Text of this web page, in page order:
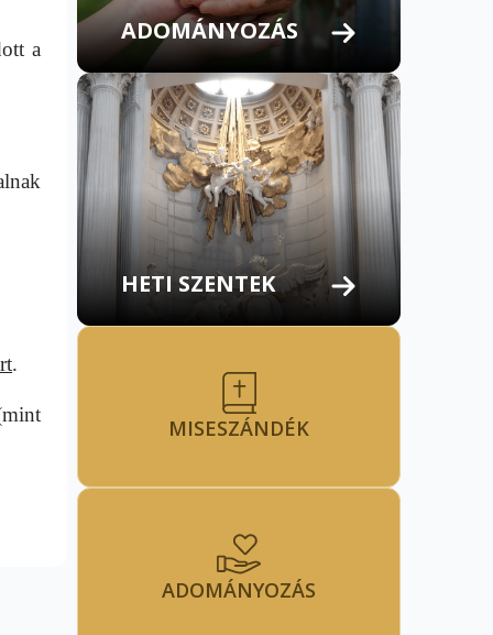
a
.
ADOMÁNYOZÁS
HETI SZENTEK
MISESZÁNDÉK
ADOMÁNYOZÁS